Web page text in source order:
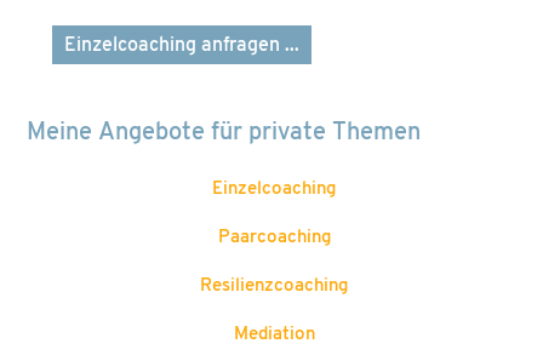
Einzelcoaching
Paarcoaching
Resilienzcoaching
Mediation
Meine Angebote für private Themen
Einzelcoaching anfragen ...